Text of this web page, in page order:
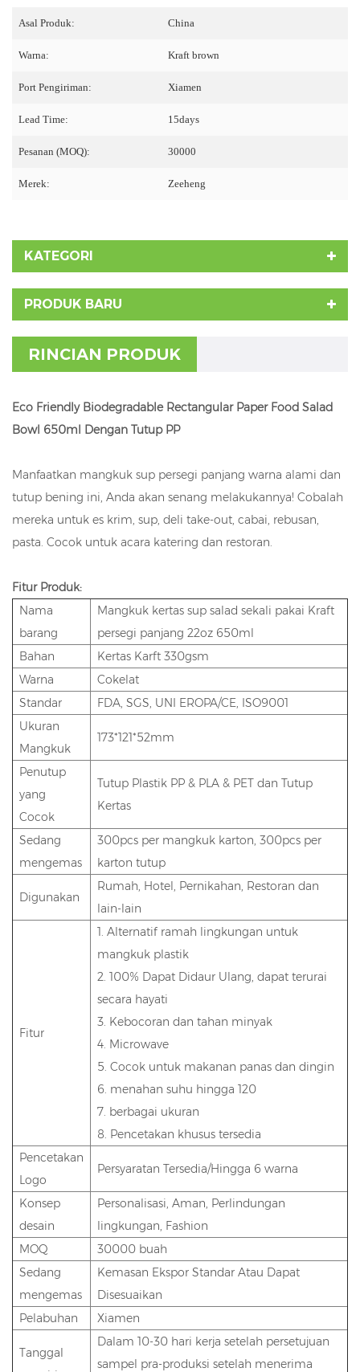
Asal Produk: China
Warna: Kraft brown
Port Pengiriman: Xiamen
Lead Time: 15days
Pesanan (MOQ): 30000
Merek: Zeeheng
KATEGORI
PRODUK BARU
RINCIAN PRODUK
Eco Friendly Biodegradable Rectangular Paper Food Salad
Bowl 650ml Dengan Tutup PP
Manfaatkan mangkuk sup persegi panjang warna alami dan
tutup bening ini, Anda akan senang melakukannya! Cobalah
mereka untuk es krim, sup, deli take-out, cabai, rebusan,
pasta. Cocok untuk acara katering dan restoran.
Fitur Produk:
Nama
barang
Mangkuk kertas sup salad sekali pakai Kraft
persegi panjang 22oz 650ml
Bahan
Kertas Karft 330gsm
Warna
Cokelat
Standar
FDA, SGS, UNI EROPA/CE, ISO9001
Ukuran
Mangkuk
173*121*52mm
Penutup
yang
Cocok
Tutup Plastik PP & PLA & PET dan Tutup
Kertas
Sedang
mengemas
300pcs per mangkuk karton, 300pcs per
karton tutup
Digunakan
Rumah, Hotel, Pernikahan, Restoran dan
lain-lain
Fitur
1. Alternatif ramah lingkungan untuk
mangkuk plastik
2. 100% Dapat Didaur Ulang, dapat terurai
secara hayati
3. Kebocoran dan tahan minyak
4. Microwave
5. Cocok untuk makanan panas dan dingin
6. menahan suhu hingga 120
7. berbagai ukuran
8. Pencetakan khusus tersedia
Pencetakan
Logo
Persyaratan Tersedia/Hingga 6 warna
Konsep
desain
Personalisasi, Aman, Perlindungan
lingkungan, Fashion
MOQ
30000 buah
Sedang
mengemas
Kemasan Ekspor Standar Atau Dapat
Disesuaikan
Pelabuhan
Xiamen
Tanggal
Dalam 10-30 hari kerja setelah persetujuan
sampel pra-produksi setelah menerima